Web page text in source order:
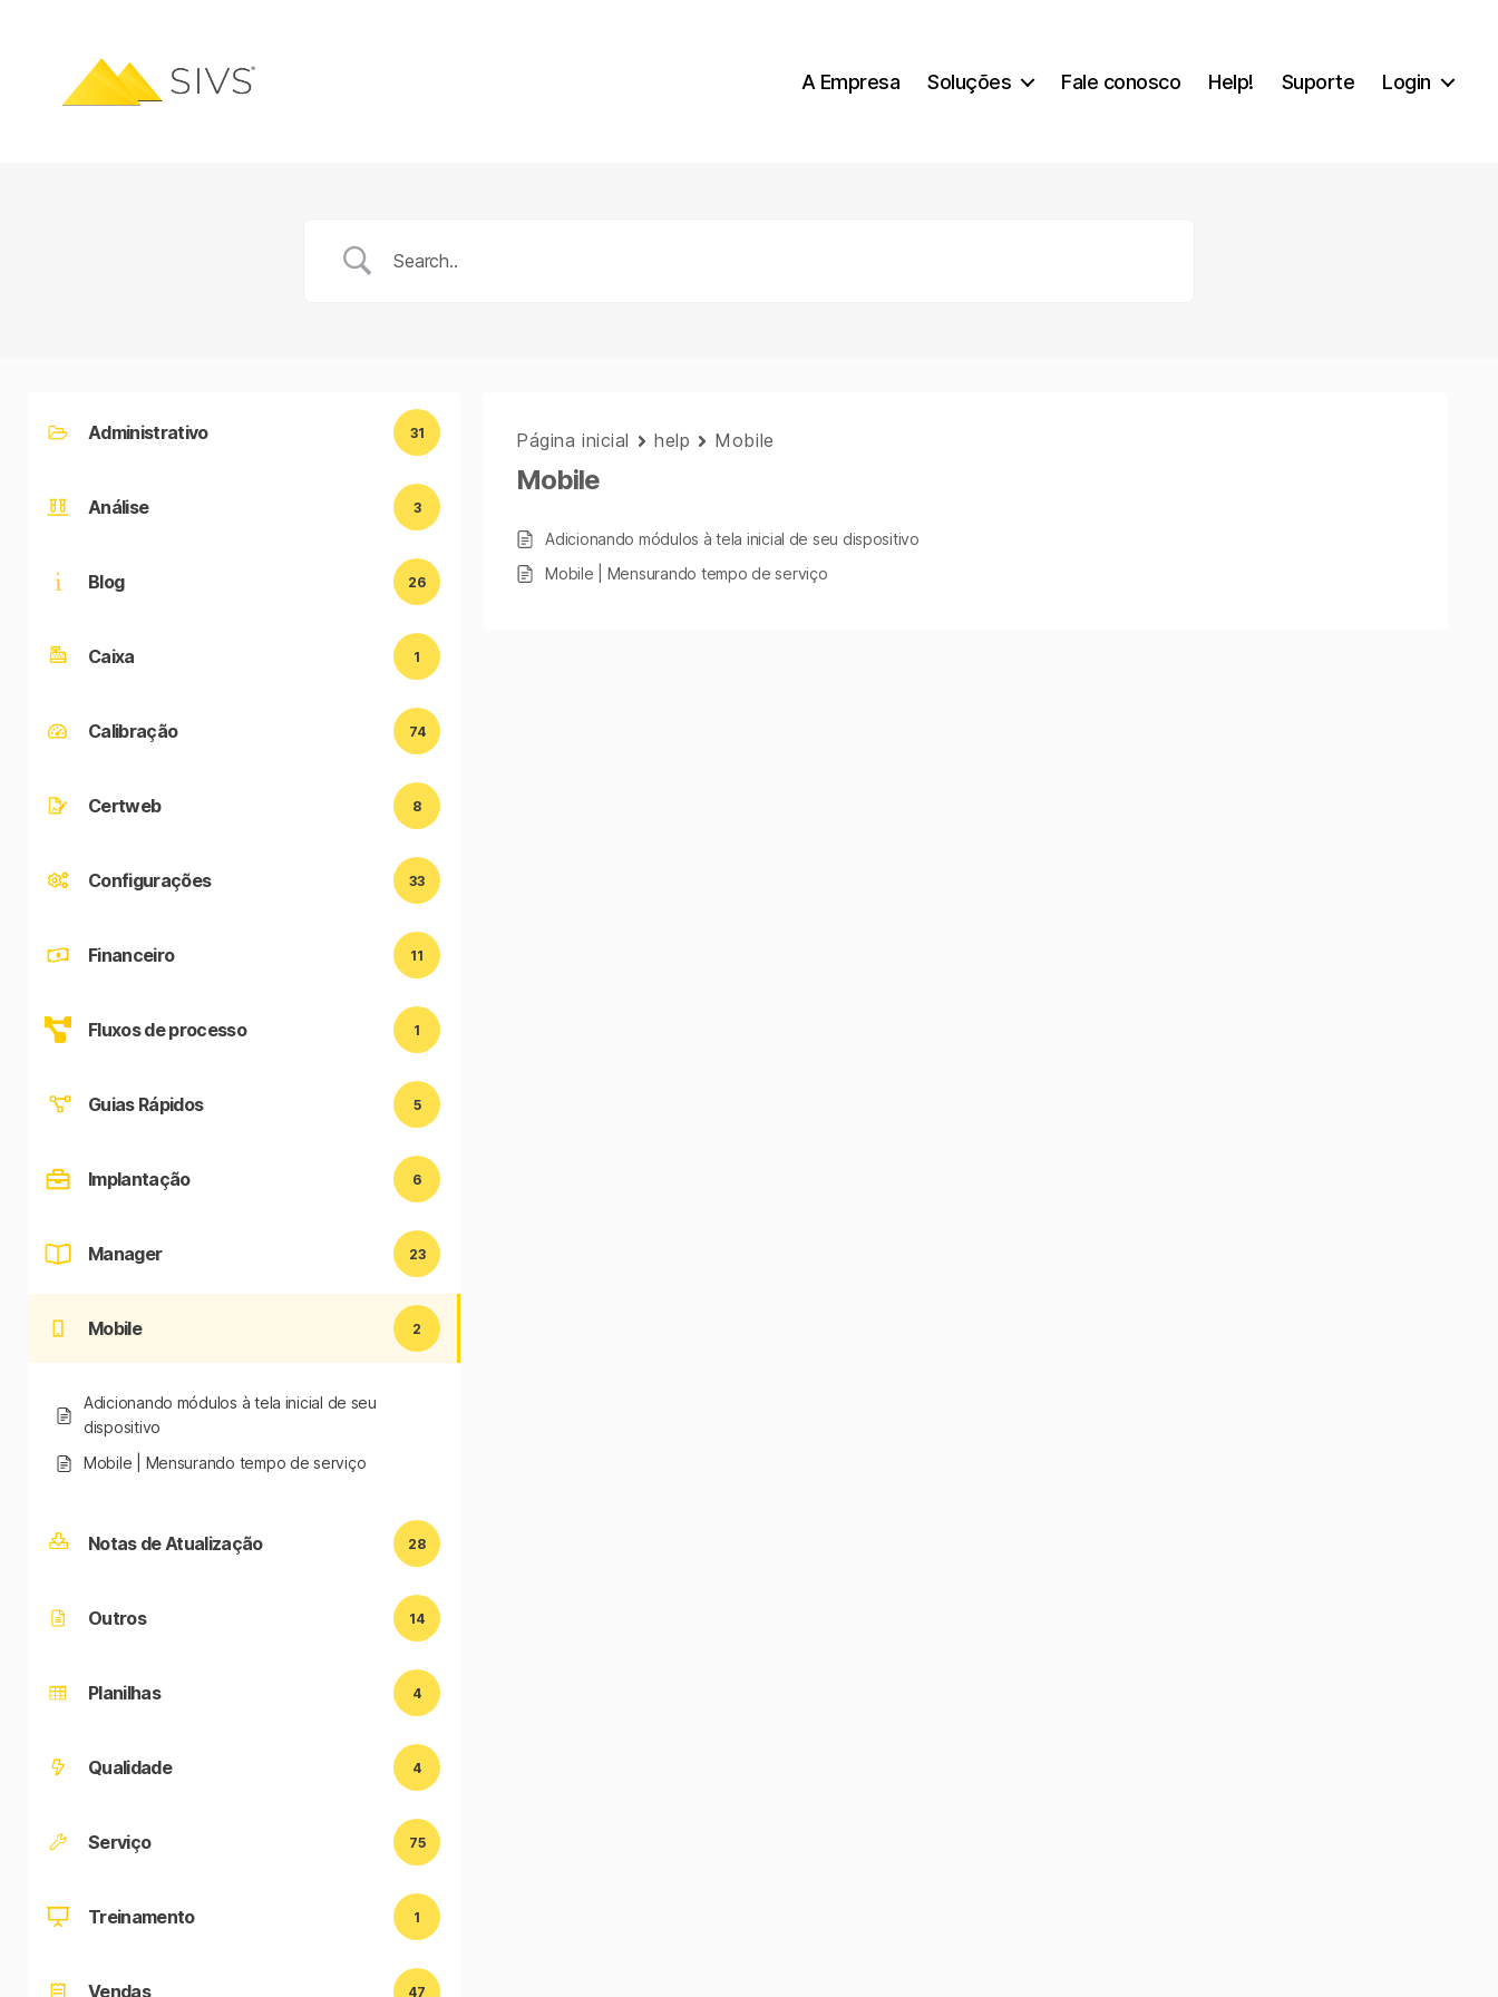
A Empresa Soluções Fale conosco Help! Suporte Login
Administrativo 31
Análise 3
Blog 26
Caixa 1
Calibração 74
Certweb 8
Configurações 33
Financeiro 11
Fluxos de processo 1
Guias Rápidos 5
Implantação 6
Manager 23
Mobile 2
Adicionando módulos à tela inicial de seu
dispositivo
Mobile | Mensurando tempo de serviço
Notas de Atualização 28
Outros 14
Planilhas 4
Qualidade 4
Serviço 75
Treinamento 1
Vendas 47
Página inicial help Mobile
Mobile
Adicionando módulos à tela inicial de seu dispositivo
Mobile | Mensurando tempo de serviço